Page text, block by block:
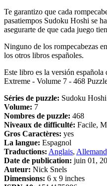
Te garantizo que cada
pasatiempos Sudoku Hoshi se
asegurarte de que cada juego
Ninguno de los rompecabezas
los otros libros españoles.
Este libro es la versión
Extreme - Volume 7 - 468
Séries de puzzle: Sudoku Hoshi
Volume: 7
Nombres de puzzle: 468
Niveaux de difficulté: Facile,
Gros Caractères: yes
La langue: Espagnol
Traductions: Anglais, Allemand
Date de publication: juin 01,
Auteur: Nick Snels
Dimensions: 6 x 9 inches